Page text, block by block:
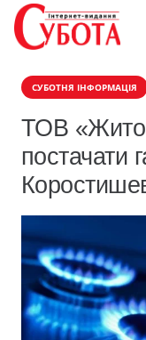
СУБОТНЯ ІНФОРМАЦІЯ
ТОВ
постачати